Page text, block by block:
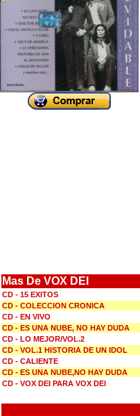
Mas De VOX DEI
CD - 15 EXITOS
CD - COLECCION CRONICA
CD - EN VIVO
CD - ES UNA NUBE, NO HAY DUDA
CD - LO MEJOR/VOL.2
CD - VOL.1 HISTORIA DE UN IDOL
CD - CALIENTE
CD - ES UNA NUBE,NO HAY DUDA
CD - VOX DEI PARA VOX DEI